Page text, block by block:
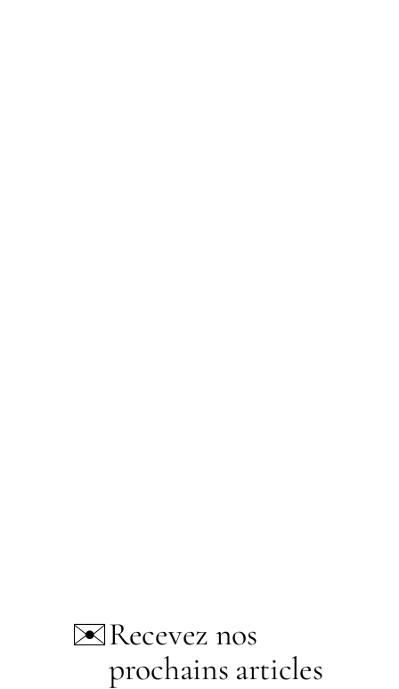
✉️Recevez nos
prochains articles